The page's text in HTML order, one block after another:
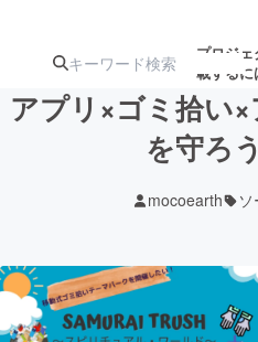
プロジ
載するに
ターン
ジェクト
アート・写真
アプリ×ゴミ拾い
を守ろ
mocoearth